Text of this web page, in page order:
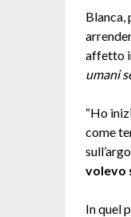
Blanca,
affetto
umani
“Ho
come
volevo
In quel